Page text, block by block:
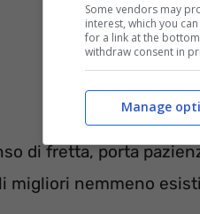
di fretta, porta
migliori nemmeno
Some vendors may
interest, which you
for a link at the
withdraw consent in
Manage